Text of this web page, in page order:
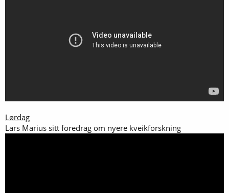
Lørdag
Lars Marius sitt foredrag om nyere kveikforskning